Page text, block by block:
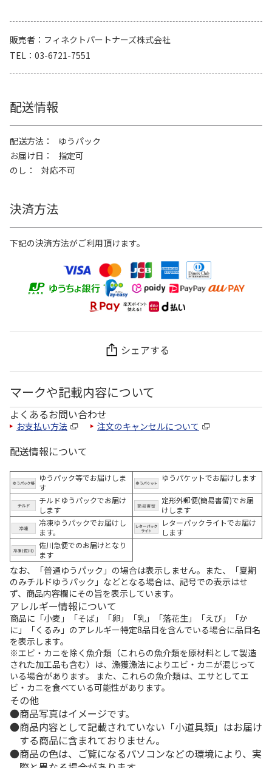
販売者
フィネクトパートナーズ株式会社
TEL
03-6721-7551
配送情報
配送方法
ゆうパック
お届け日
指定可
のし
対応不可
決済方法
下記の決済方法がご利用頂けます。
シェアする
マークや記載内容について
よくあるお問い合わせ
お支払い方法 注文のキャンセルについて
配送情報について
ゆうパック等でお届けしま
す
ゆうパケットでお届けします
チルドゆうパックでお届け
します
定形外郵便(簡易書留)でお届
けします
冷凍ゆうパックでお届けし
ます。
レターパックライトでお届け
します
佐川急便でのお届けとなり
ます
なお、「普通ゆうパック」の場合は表示しません。また、「夏期
のみチルドゆうパック」などとなる場合は、記号での表示はせ
ず、商品内容欄にその旨を表示しています。
アレルギー情報について
商品に「小麦」「そば」「卵」「乳」「落花生」「えび」「か
に」「くるみ」のアレルギー特定8品目を含んでいる場合に品目名
を表示します。
※エビ・カニを除く魚介類（これらの魚介類を原材料として製造
された加工品も含む）は、漁獲漁法によりエビ・カニが混じって
いる場合があります。 また、これらの魚介類は、エサとしてエ
ビ・カニを食べている可能性があります。
その他
商品写真はイメージです。
商品内容として記載されていない「小道具類」はお届け
する商品に含まれておりません。
商品の色は、ご覧になるパソコンなどの環境により、実